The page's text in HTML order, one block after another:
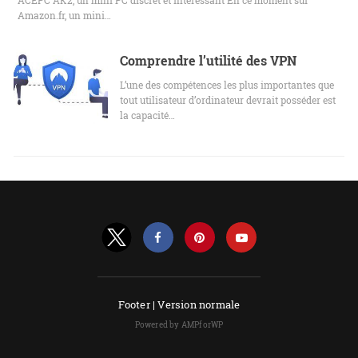
Amazon.fr, un mini…
Comprendre l’utilité des VPN
L’une des compétences les plus importantes que
tout utilisateur d’ordinateur devrait posséder est
la capacité…
Footer |Version normale
Powered by AMPforWP